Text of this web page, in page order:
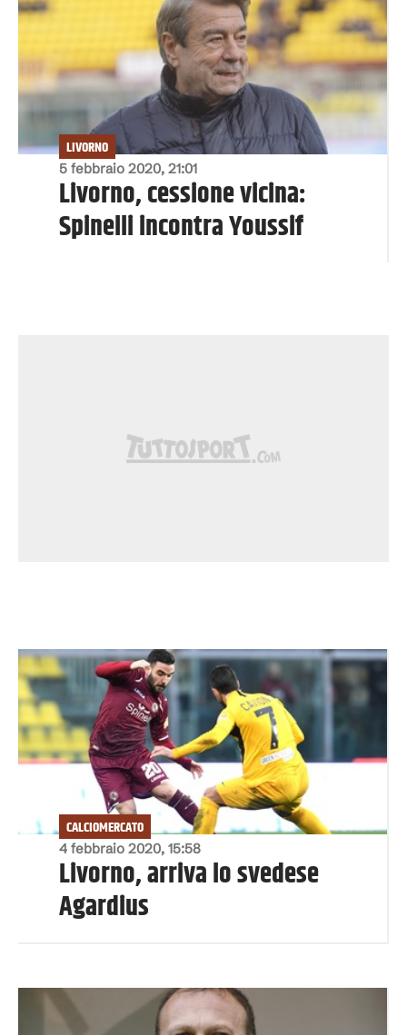
5 febbraio 2020, 21:01
LIVORNO
Livorno, cessione vicina:
Spinelli incontra Youssif
4 febbraio 2020, 15:58
CALCIOMERCATO
Livorno, arriva lo svedese
Agardius